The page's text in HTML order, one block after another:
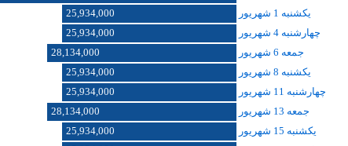
يکشنبه 1 شهریور
25,934,000
چهارشنبه 4 شهریور
25,934,000
جمعه 6 شهریور
28,134,000
يکشنبه 8 شهریور
25,934,000
چهارشنبه 11 شهریور
25,934,000
جمعه 13 شهریور
28,134,000
يکشنبه 15 شهریور
25,934,000